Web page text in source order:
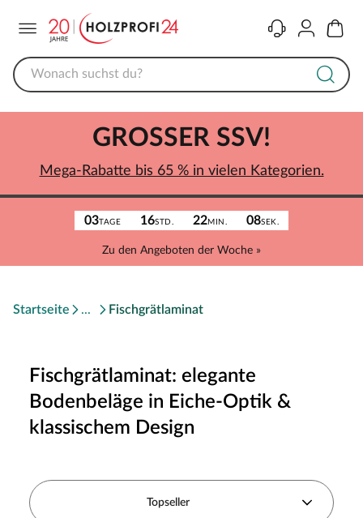
KontaktKonto
03TAGE 16STD. 22MIN. 08SEK.
Zu den Angeboten der Woche »
GROSSER SSV!
Mega-Rabatte bis 65 % in vielen Kategorien.
Startseite Fischgrätlaminat
Fischgrätlaminat: elegante
Bodenbeläge in Eiche-Optik &
klassischem Design
Topseller